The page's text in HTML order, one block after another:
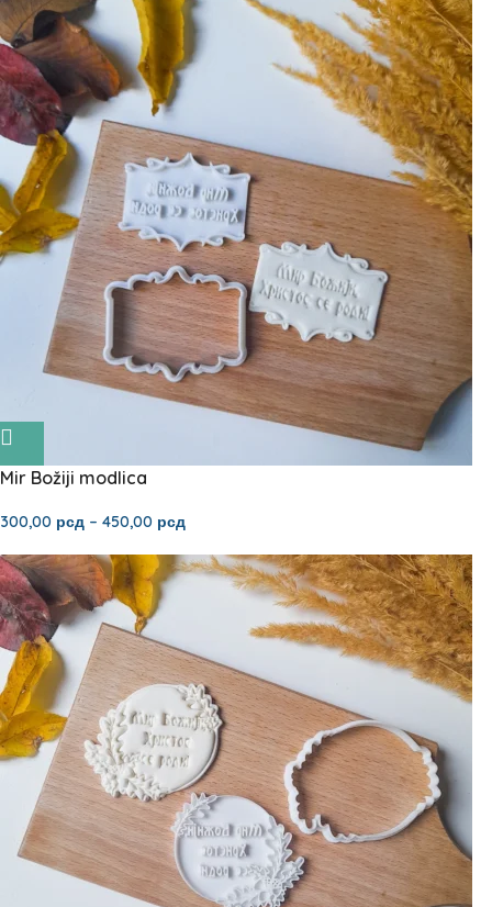
Mir Božiji modlica
300,00 рсд – 450,00 рсд